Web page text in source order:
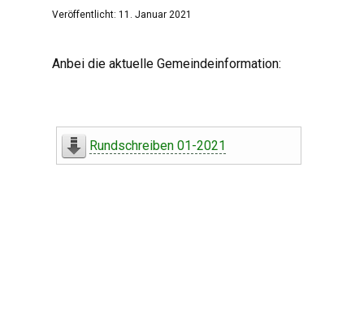
Veröffentlicht: 11. Januar 2021
Anbei die aktuelle Gemeindeinformation:
Rundschreiben 01-2021